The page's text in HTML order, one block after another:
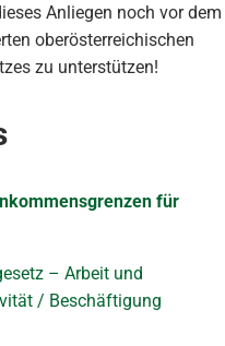
Anliegen noch vor dem
oberösterreichischen
zu unterstützen!
für
– Arbeit und
/ Beschäftigung